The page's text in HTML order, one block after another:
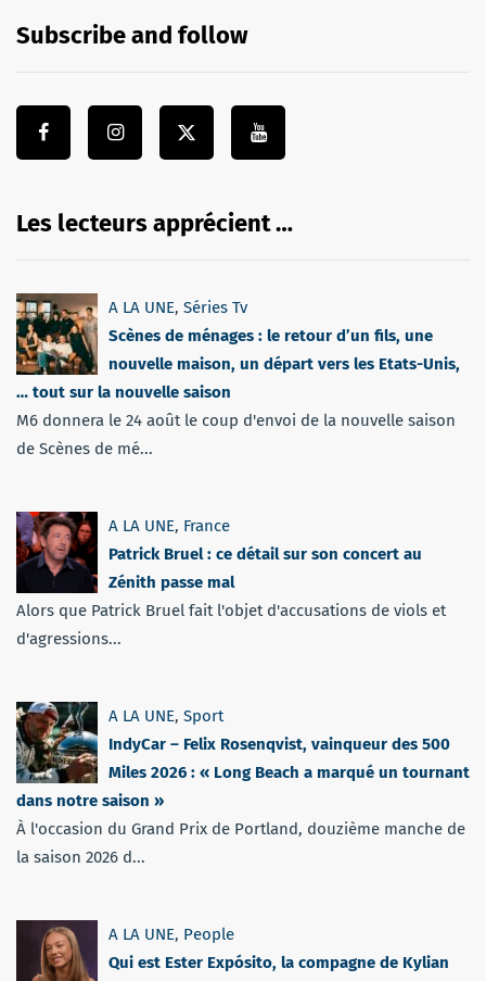
Subscribe and follow
Les lecteurs apprécient …
A LA UNE, Séries Tv
Scènes de ménages : le retour d’un fils, une
nouvelle maison, un départ vers les Etats-Unis,
… tout sur la nouvelle saison
M6 donnera le 24 août le coup d'envoi de la nouvelle saison
de Scènes de mé...
A LA UNE, France
Patrick Bruel : ce détail sur son concert au
Zénith passe mal
Alors que Patrick Bruel fait l'objet d'accusations de viols et
d'agressions...
A LA UNE, Sport
IndyCar – Felix Rosenqvist, vainqueur des 500
Miles 2026 : « Long Beach a marqué un tournant
dans notre saison »
À l'occasion du Grand Prix de Portland, douzième manche de
la saison 2026 d...
A LA UNE, People
Qui est Ester Expósito, la compagne de Kylian